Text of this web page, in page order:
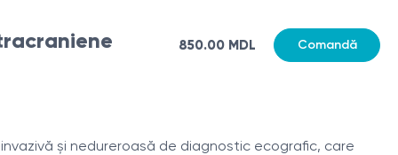
850.00 MDL Comandă
și nedureroasă de diagnostic ecografic, care